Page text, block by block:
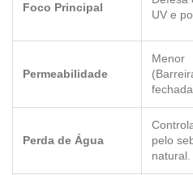
Foco Principal
UV e
Permeabilidade
Menor
Perda de Água
pelo
natural.